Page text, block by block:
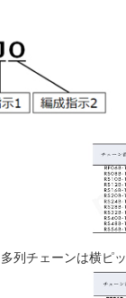
列チェーンは横ピ